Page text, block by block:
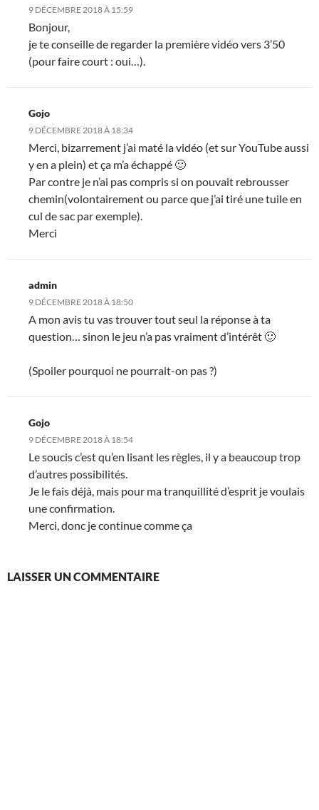
9 DÉCEMBRE 2018 À 15:59
Bonjour,
je te conseille de regarder la première vidéo vers 3’50
(pour faire court : oui…).
Gojo
9 DÉCEMBRE 2018 À 18:34
Merci, bizarrement j’ai maté la vidéo (et sur YouTube aussi
y en a plein) et ça m’a échappé 🙂
Par contre je n’ai pas compris si on pouvait rebrousser
chemin(volontairement ou parce que j’ai tiré une tuile en
cul de sac par exemple).
Merci
admin
9 DÉCEMBRE 2018 À 18:50
A mon avis tu vas trouver tout seul la réponse à ta
question… sinon le jeu n’a pas vraiment d’intérêt 🙂
(Spoiler pourquoi ne pourrait-on pas ?)
Gojo
9 DÉCEMBRE 2018 À 18:54
Le soucis c’est qu’en lisant les règles, il y a beaucoup trop
d’autres possibilités.
Je le fais déjà, mais pour ma tranquillité d’esprit je voulais
une confirmation.
Merci, donc je continue comme ça
LAISSER UN COMMENTAIRE